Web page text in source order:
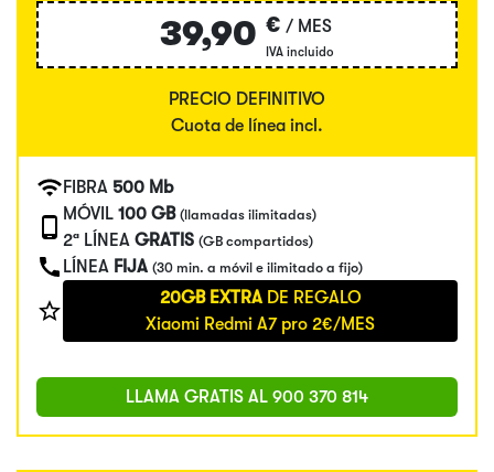
39,90 € / MES
IVA incluido
PRECIO DEFINITIVO
Cuota de línea incl.
FIBRA 500 Mb
MÓVIL 100 GB (llamadas ilimitadas)
2ª LÍNEA GRATIS (GB compartidos)
LÍNEA FIJA (30 min. a móvil e ilimitado a fijo)
20GB EXTRADE REGALO
Xiaomi Redmi A7 pro 2€/MES
LLAMA GRATIS AL 900 370 814